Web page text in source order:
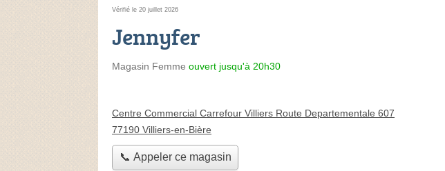
Vérifié le 20 juillet 2026
Jennyfer
Magasin Femme ouvert jusqu'à 20h30
Centre Commercial Carrefour Villiers Route Departementale 607
77190 Villiers-en-Bière
📞 Appeler ce magasin